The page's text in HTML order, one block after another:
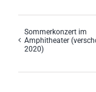
Sommerkonzert im
Amphitheater
2020)